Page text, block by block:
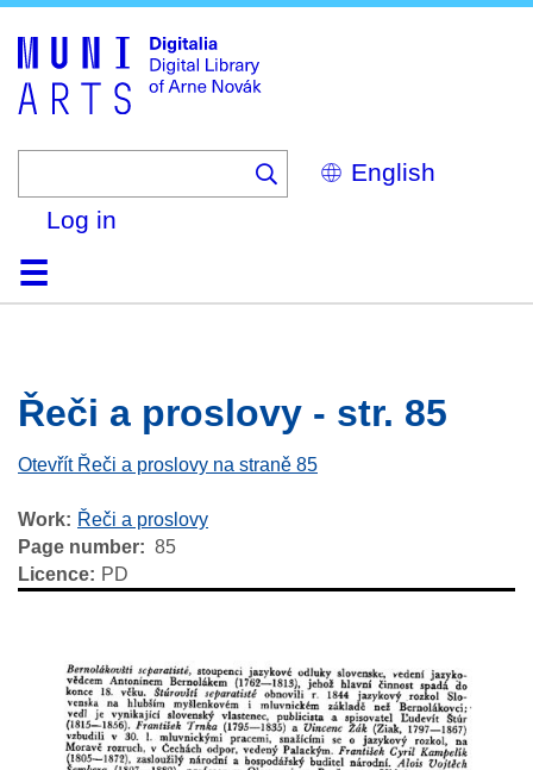
Select
your
Log in
HomeBrowse
Search
About
HelpContactDigitalia
Řeči a proslovy - str. 85
Otevřít Řeči a proslovy na straně 85
Work
Řeči a proslovy
Page number
85
Licence
PD